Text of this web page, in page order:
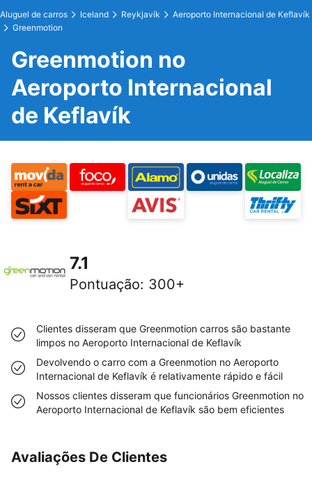
Aluguel de carros Iceland Reykjavík
Aeroporto Internacional de Keflavík
Greenmotion
Greenmotion no
Aeroporto Internacional
de Keflavík
7.1
Pontuação: 300+
Clientes disseram que Greenmotion carros são bastante
limpos no Aeroporto Internacional de Keflavík
Devolvendo o carro com a Greenmotion no Aeroporto
Internacional de Keflavík é relativamente rápido e fácil
Nossos clientes disseram que funcionários Greenmotion no
Aeroporto Internacional de Keflavík são bem eficientes
Avaliações De Clientes